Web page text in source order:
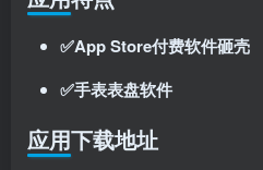
✅App Store付费软件砸壳
✅手表表盘软件
应用下载地址